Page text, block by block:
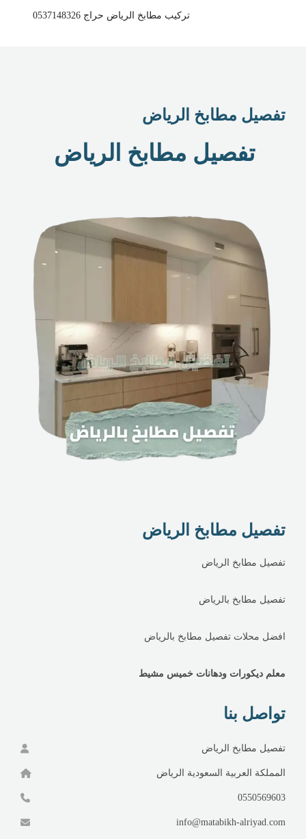
تركيب مطابخ الرياض حراج 0537148326
تفصيل مطابخ الرياض
تفصيل مطابخ الرياض
تفصيل مطابخ الرياض
تفصيل مطابخ الرياض
تفصيل مطابخ بالرياض
افضل محلات تفصيل مطابخ بالرياض
معلم ديكورات ودهانات خميس مشيط
تواصل بنا
تفصيل مطابخ الرياض
المملكة العربية السعودية الرياض
0550569603
info@matabikh-alriyad.com